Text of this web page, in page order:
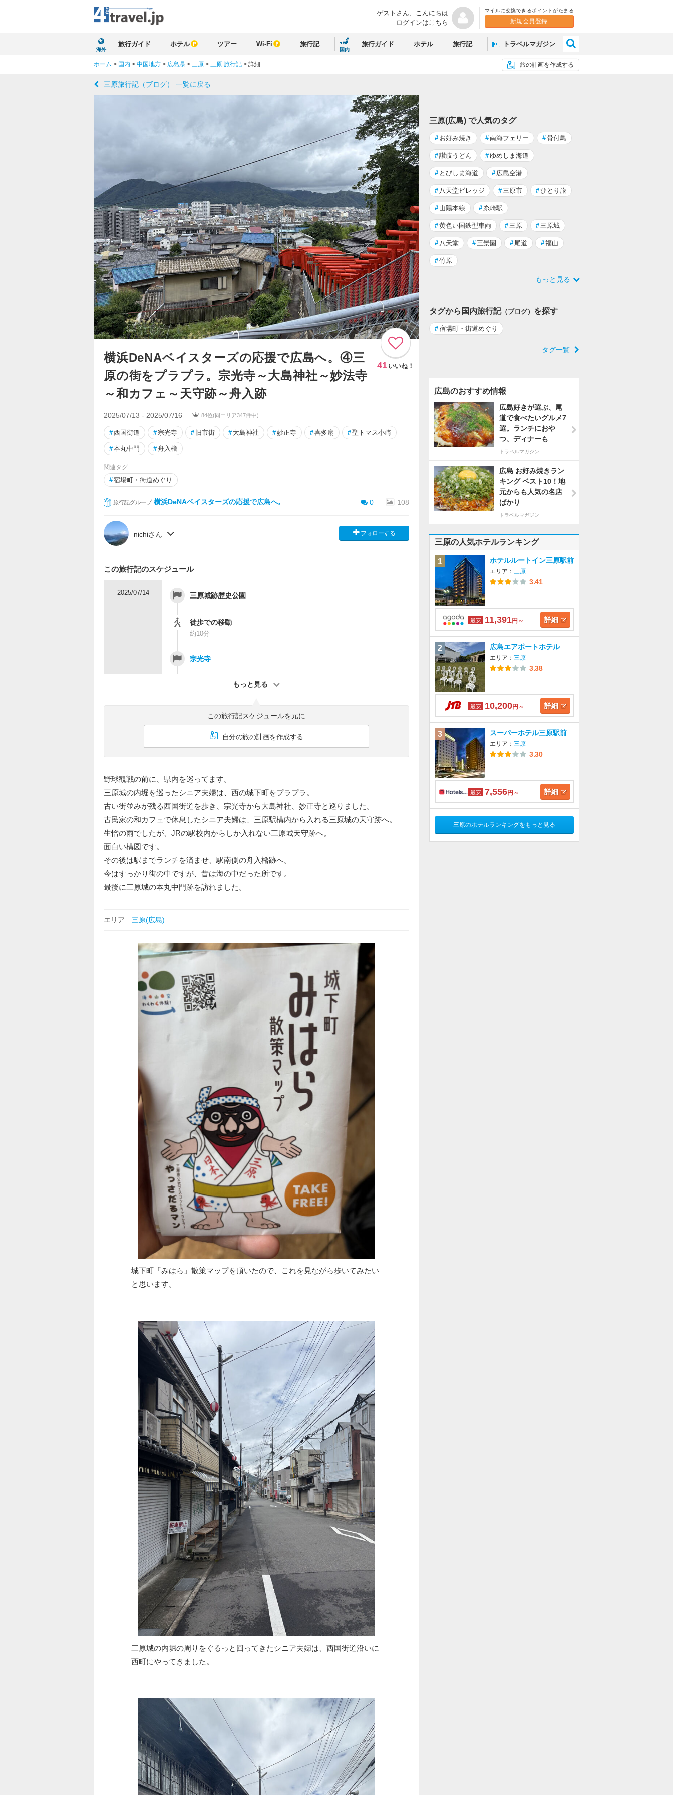
ゲストさん、 こんにちは
ログインはこちら
マイルに交換できるポイントがたまる
新規会員登録
海外
旅行ガイド ホテル ツアー Wi-Fi 旅行記
国内
旅行ガイド ホテル 旅行記 トラベルマガジン
旅の計画を作成する
ホーム > 国内 > 中国地方 > 広島県 > 三原 > 三原 旅行記 > 詳細
三原旅行記（ブログ） 一覧に戻る
横浜DeNAベイスターズの応援で広島へ。④三
原の街をプラプラ。宗光寺～大島神社～妙法寺
～和カフェ～天守跡～舟入跡
41 いいね！
2025/07/13 - 2025/07/16 84位(同エリア347件中)
#西国街道 #宗光寺 # 旧市街 # 大島神社 #妙正寺 #喜多扇 #聖トマス小崎
#本丸中門 #舟入櫓
関連タグ
#宿場町・街道めぐり
旅行記グループ 横浜DeNAベイスターズの応援で広島へ。 0 108
nichiさん フォローする
この旅行記のスケジュール
2025/07/14 三原城跡歴史公園
徒歩での移動
約10分
宗光寺
もっと見る
この旅行記スケジュールを元に
自分の旅の計画を作成する
野球観戦の前に、県内を巡ってます。
三原城の内堀を巡ったシニア夫婦は、西の城下町をプラプラ。
古い街並みが残る西国街道を歩き、宗光寺から大島神社、妙正寺と巡りました。
古民家の和カフェで休息したシニア夫婦は、三原駅構内から入れる三原城の天守跡へ。
生憎の雨でしたが、JRの駅校内からしか入れない三原城天守跡へ。
面白い構図です。
その後は駅までランチを済ませ、駅南側の舟入櫓跡へ。
今はすっかり街の中ですが、昔は海の中だった所です。
最後に三原城の本丸中門跡を訪れました。
エリア 三原(広島)
城下町「みはら」散策マップを頂いたので、これを見ながら歩いてみたい
と思います。
三原城の内堀の周りをぐるっと回ってきたシニア夫婦は、西国街道沿いに
西町にやってきました。
三原(広島) で人気のタグ
# お好み焼き #南海フェリー #骨付鳥
#讃岐うどん #ゆめしま海道
# とびしま海道 # 広島空港
# 八天堂ビレッジ #三原市 #ひとり旅
# 山陽本線 # 糸崎駅
#黄色い国鉄型車両 #三原 #三原城
# 八天堂 #三景園 # 尾道 #福山
#竹原
もっと見る
タグから国内旅行記（ブログ） を探す
#宿場町・街道めぐり
タグ一覧
広島のおすすめ情報
広島好きが選ぶ、尾
道で食べたいグルメ7
選。ランチにおや
つ、ディナーも
トラベルマガジン
広島 お好み焼きラン
キング ベスト10！地
元からも人気の名店
ばかり
トラベルマガジン
三原の人気ホテルランキング
1 ホテルルートイン三原駅前
エリア： 三原
3.41
最安 11,391円～ 詳細
2 広島エアポートホテル
エリア： 三原
3.38
最安 10,200円～ 詳細
3 スーパーホテル三原駅前
エリア： 三原
3.30
最安 7,556円～ 詳細
三原のホテルランキングをもっと見る